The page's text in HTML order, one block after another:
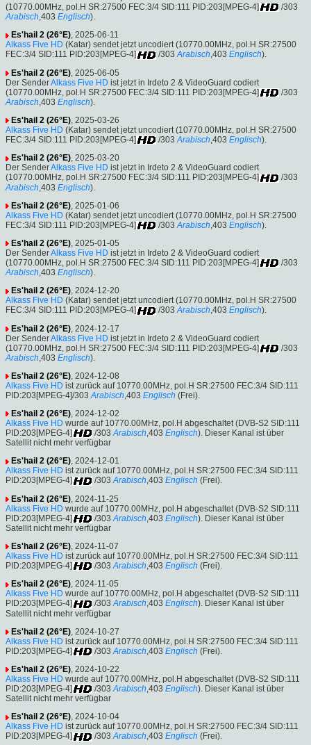
(10770.00MHz, pol.H SR:27500 FEC:3/4 SID:111 PID:203[MPEG-4]
/303
Arabisch,403 Englisch).
Es'hail 2 (26°E), 2025-06-11
Alkass Five HD (Katar) sendet jetzt uncodiert (10770.00MHz, pol.H SR:27500
FEC:3/4 SID:111 PID:203[MPEG-4]
/303 Arabisch,403 Englisch).
Es'hail 2 (26°E) , 2025-06-05
Der SenderAlkass Five HD ist jetzt in Irdeto 2 & VideoGuard codiert
(10770.00MHz, pol.H SR:27500 FEC:3/4 SID:111 PID:203[MPEG-4]
/303
Arabisch,403 Englisch).
Es'hail 2 (26°E), 2025-03-26
Alkass Five HD (Katar) sendet jetzt uncodiert (10770.00MHz, pol.H SR:27500
FEC:3/4 SID:111 PID:203[MPEG-4]
/303 Arabisch,403 Englisch).
Es'hail 2 (26°E), 2025-03-20
Der SenderAlkass Five HD ist jetzt in Irdeto 2 & VideoGuard codiert
(10770.00MHz, pol.H SR:27500 FEC:3/4 SID:111 PID:203[MPEG-4]
/303
Arabisch ,403 Englisch).
Es'hail 2 (26°E) , 2025-01-06
Alkass Five HD (Katar) sendet jetzt uncodiert (10770.00MHz, pol.H SR:27500
FEC:3/4 SID:111 PID:203[MPEG-4]
/303 Arabisch ,403 Englisch).
Es'hail 2 (26°E), 2025-01-05
Der SenderAlkass Five HD ist jetzt in Irdeto 2 & VideoGuard codiert
(10770.00MHz, pol.H SR:27500 FEC:3/4 SID:111 PID:203[MPEG-4]
/303
Arabisch,403 Englisch).
Es'hail 2 (26°E), 2024-12-20
Alkass Five HD (Katar) sendet jetzt uncodiert (10770.00MHz, pol.H SR:27500
FEC:3/4 SID:111 PID:203[MPEG-4]
/303 Arabisch,403 Englisch).
Es'hail 2 (26°E) , 2024-12-17
Der SenderAlkass Five HD ist jetzt in Irdeto 2 & VideoGuard codiert
(10770.00MHz, pol.H SR:27500 FEC:3/4 SID:111 PID:203[MPEG-4]
/303
Arabisch,403 Englisch).
Es'hail 2 (26°E), 2024-12-08
Alkass Five HD ist zurück auf 10770.00MHz, pol.H SR:27500 FEC:3/4 SID:111
PID:203[MPEG-4]/303 Arabisch,403 Englisch (Frei).
Es'hail 2 (26°E), 2024-12-02
Alkass Five HD wurde auf 10770.00MHz, pol.H abgeschaltet (DVB-S2 SID:111
PID:203[MPEG-4]
/303 Arabisch,403 Englisch). Dieser Kanal ist über
Satellit nicht mehr verfügbar
Es'hail 2 (26°E), 2024-12-01
Alkass Five HD ist zurück auf 10770.00MHz, pol.H SR:27500 FEC:3/4 SID:111
PID:203[MPEG-4]
/303 Arabisch,403 Englisch (Frei).
Es'hail 2 (26°E) , 2024-11-25
Alkass Five HD wurde auf 10770.00MHz, pol.H abgeschaltet (DVB-S2 SID:111
PID:203[MPEG-4]
/303 Arabisch ,403 Englisch). Dieser Kanal ist über
Satellit nicht mehr verfügbar
Es'hail 2 (26°E), 2024-11-07
Alkass Five HD ist zurück auf 10770.00MHz, pol.H SR:27500 FEC:3/4 SID:111
PID:203[MPEG-4]
/303 Arabisch,403 Englisch (Frei).
Es'hail 2 (26°E), 2024-11-05
Alkass Five HD wurde auf 10770.00MHz, pol.H abgeschaltet (DVB-S2 SID:111
PID:203[MPEG-4]
/303 Arabisch,403 Englisch). Dieser Kanal ist über
Satellit nicht mehr verfügbar
Es'hail 2 (26°E) , 2024-10-27
Alkass Five HD ist zurück auf 10770.00MHz, pol.H SR:27500 FEC:3/4 SID:111
PID:203[MPEG-4]
/303 Arabisch ,403 Englisch (Frei).
Es'hail 2 (26°E), 2024-10-22
Alkass Five HD wurde auf 10770.00MHz, pol.H abgeschaltet (DVB-S2 SID:111
PID:203[MPEG-4]
/303 Arabisch,403 Englisch). Dieser Kanal ist über
Satellit nicht mehr verfügbar
Es'hail 2 (26°E), 2024-10-04
Alkass Five HD ist zurück auf 10770.00MHz, pol.H SR:27500 FEC:3/4 SID:111
PID:203[MPEG-4]
/303 Arabisch,403 Englisch (Frei).